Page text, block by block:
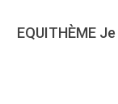
EQUITHÈME